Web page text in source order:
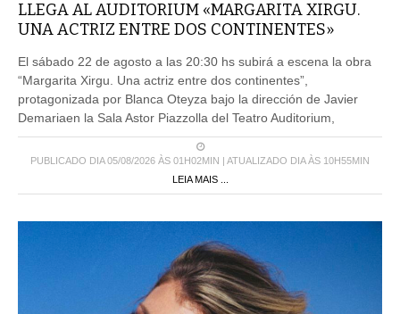
UNA ACTRIZ ENTRE DOS CONTINENTES»
“Margarita Xirgu. Una actriz entre dos continentes”,
protagonizada por Blanca Oteyza bajo la dirección de Javier
Demariaen la Sala Astor Piazzolla del Teatro Auditorium,
PUBLICADO DIA 05/08/2026 ÀS 01H02MIN | ATUALIZADO DIA ÀS 10H55MIN
LEIA MAIS ...